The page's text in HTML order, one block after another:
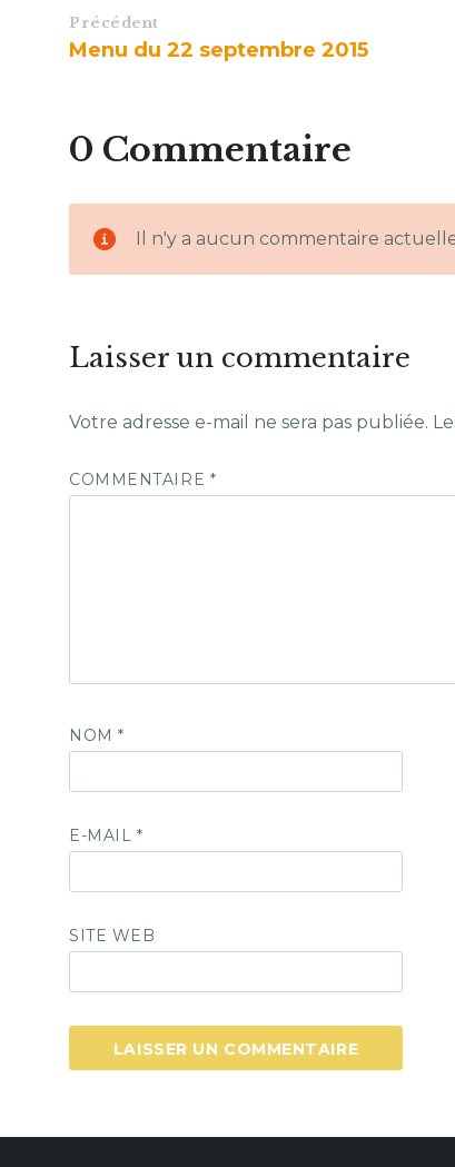
Précédent
Menu du 22 septembre 2015
0 Commentaire
Il n'y a aucun commentaire
Laisser un commentaire
Votre adresse e-mail ne sera pas publiée.
COMMENTAIRE *
NOM*
E-MAIL *
SITE WEB